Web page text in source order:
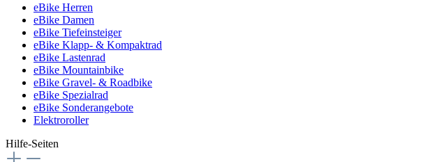
eBike Herren
eBike Damen
eBike Tiefeinsteiger
eBike Klapp- & Kompaktrad
eBike Lastenrad
eBike Mountainbike
eBike Gravel- & Roadbike
eBike Spezialrad
eBike Sonderangebote
Elektroroller
Hilfe-Seiten